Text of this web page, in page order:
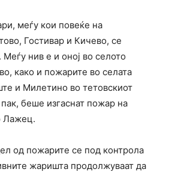
меѓу кои повеќе на
Гостивар и Кичево, се
Меѓу нив е и оној во селото
како и пожарите во селата
и Милетино во тетовскиот
беше изгаснат пожар на
Лажец.
од пожарите се под контрола
жаришта продолжуваат да